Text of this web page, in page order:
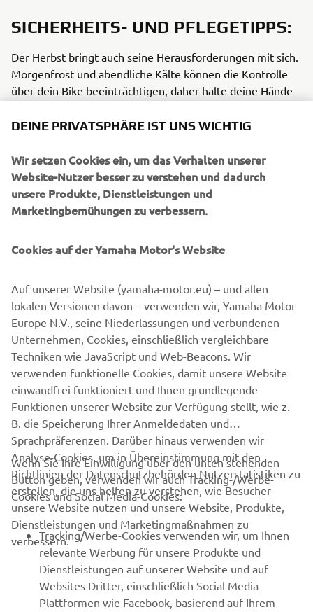
SICHERHEITS- UND PFLEGETIPPS:
Der Herbst bringt auch seine Herausforderungen mit sich.
Morgenfrost und abendliche Kälte können die Kontrolle
über dein Bike beeinträchtigen, daher halte deine Hände
Sichtbarkeit sind Risiken, die du kennen solltest.
indem du ein sauberes und kratzerfreies Windschild
verwendest.
Die Kälte kann die Reaktionsfähigkeit beeinträchtigen,
insbesondere bei Wildwechseln und Erntearbeiten. Halte
indem du es regelmäßig pflegst. Unsere
Produkte und Abdeckungen sind dafür perfekt geeignet,
vor allem wenn dein Motorrad im Freien steht.
FINDE DEINEN YAMAHA-PARTNER
UNTERNEHMEN
B2B
MEHR YAMAHA
SUPPORT
DEINE PRIVATSPHÄRE IST UNS WICHTIG
Wir setzen Cookies ein, um das Verhalten unserer
Website-Nutzer besser zu verstehen und dadurch
unsere Produkte, Dienstleistungen und
Marketingbemühungen zu verbessern.
Cookies auf der Yamaha Motor's Website
Auf unserer Website (yamaha-motor.eu) – und allen
lokalen Versionen davon – verwenden wir, Yamaha Motor
Europe N.V., seine Niederlassungen und verbundenen
Unternehmen, Cookies, einschließlich vergleichbare
Techniken wie JavaScript und Web-Beacons. Wir
verwenden funktionelle Cookies, damit unsere Website
einwandfrei funktioniert und Ihnen grundlegende
Funktionen unserer Website zur Verfügung stellt, wie z.
B. die Speicherung Ihrer Anmeldedaten und
Sprachpräferenzen. Darüber hinaus verwenden wir
Analyse-Cookies, um in Übereinstimmung mit den
Richtlinien der Datenschutzbehörden Nutzerstatistiken zu
erstellen, die uns helfen zu verstehen, wie Besucher
unsere Website nutzen und unsere Website, Produkte,
Dienstleistungen und Marketingmaßnahmen zu
verbessern.
Wenn Sie Ihre Einwilligung über den unten stehenden
Button geben, verwenden wir auch Tracking-/Werbe-
Cookies und Social Media-Cookies:
Tracking/Werbe-Cookies verwenden wir, um Ihnen
relevante Werbung für unsere Produkte und
Dienstleistungen auf unserer Website und auf
Websites Dritter, einschließlich Social Media
Plattformen wie Facebook, basierend auf Ihrem